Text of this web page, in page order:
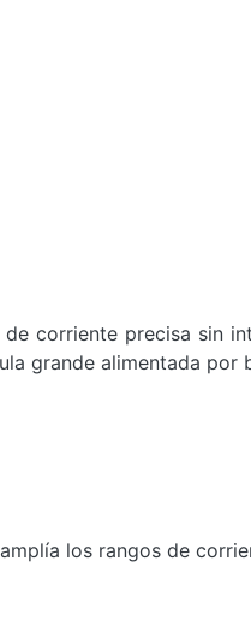
corriente precisa sin
grande alimentada por
los rangos de